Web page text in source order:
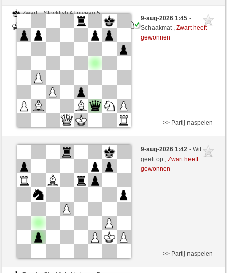
Zwart
Stockfish AI niveau 5
Lavalangaperfetta (1590)
9-aug-2026 1:45-
Schaakmat ,Zwart heeft
gewonnen
Zwart
Stockfish AI niveau 5
Lavalangaperfetta (1590)
>> Partij naspelen
9-aug-2026 1:42- Wit
geeft op ,Zwart heeft
gewonnen
>> Partij naspelen